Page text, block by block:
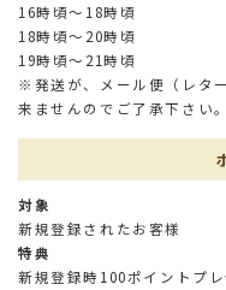
16時頃～18時頃
18時頃～20時頃
19時頃～21時頃
※発送が、メール便（レタ
来ませんのでご了承下さい。
対象
新規登録されたお客様
特典
新規登録時100ポイントプレ